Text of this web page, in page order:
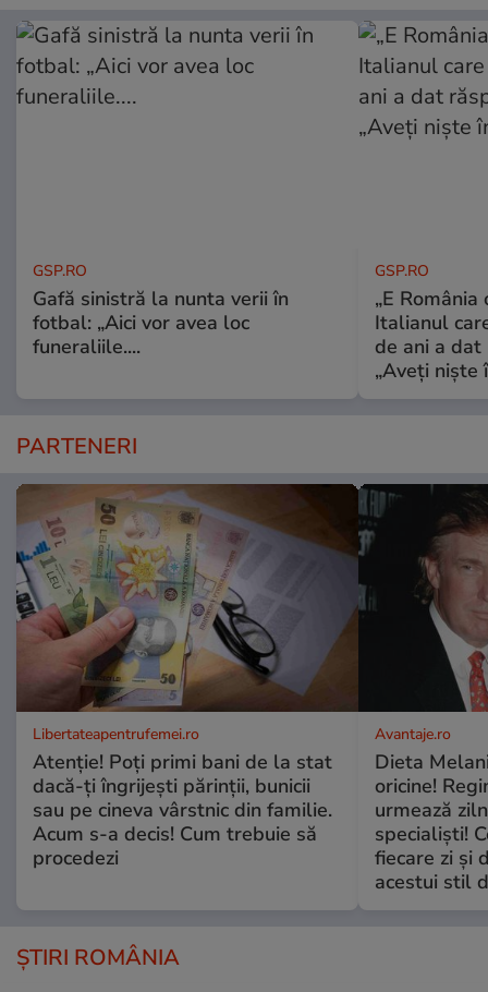
GSP.RO
Gafă sinistră la nunta verii în
fotbal: „Aici vor avea loc
funeraliile....
GSP.RO
„E
Italianul
de ani a
„Aveți niște
PARTENERI
Libertateapentrufemei.ro
Atenție! Poți primi bani de la stat
dacă-ți îngrijești părinții, bunicii
sau pe cineva vârstnic din familie.
Acum s-a decis! Cum trebuie să
procedezi
Avantaje.ro
Dieta
oricine!
urmează
specialiști!
fiecare zi și
acestui stil
ȘTIRI ROMÂNIA